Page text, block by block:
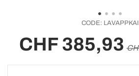
CODE: LAVAPPKAI
CHF 385,93